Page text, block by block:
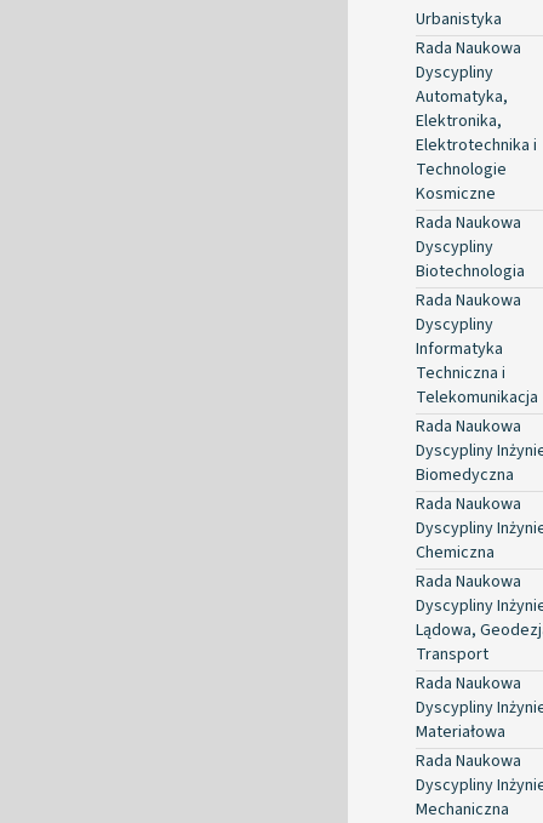
Urbanistyka
Rada Naukowa
Dyscypliny
Automatyka,
Elektronika,
Elektrotechnika i
Technologie
Kosmiczne
Rada Naukowa
Dyscypliny
Biotechnologia
Rada Naukowa
Dyscypliny
Informatyka
Techniczna i
Telekomunikacja
Rada Naukowa
Dyscypliny
Biomedyczna
Rada Naukowa
Dyscypliny
Chemiczna
Rada Naukowa
Dyscypliny
Lądowa,
Transport
Rada Naukowa
Dyscypliny
Materiałowa
Rada Naukowa
Dyscypliny
Mechaniczna